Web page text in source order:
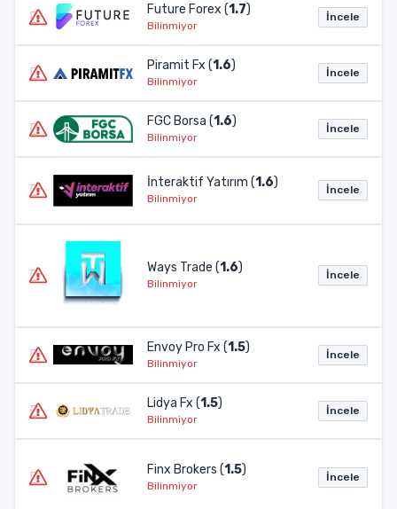
Future Forex (1.7)
Bilinmiyor
İncele
Piramit Fx (1.6)
Bilinmiyor
İncele
FGC Borsa (1.6)
Bilinmiyor
İncele
İnteraktif Yatırım (1.6)
Bilinmiyor
İncele
Ways Trade (1.6)
Bilinmiyor
İncele
Envoy Pro Fx (1.5)
Bilinmiyor
İncele
Lidya Fx (1.5)
Bilinmiyor
İncele
Finx Brokers (1.5)
Bilinmiyor
İncele